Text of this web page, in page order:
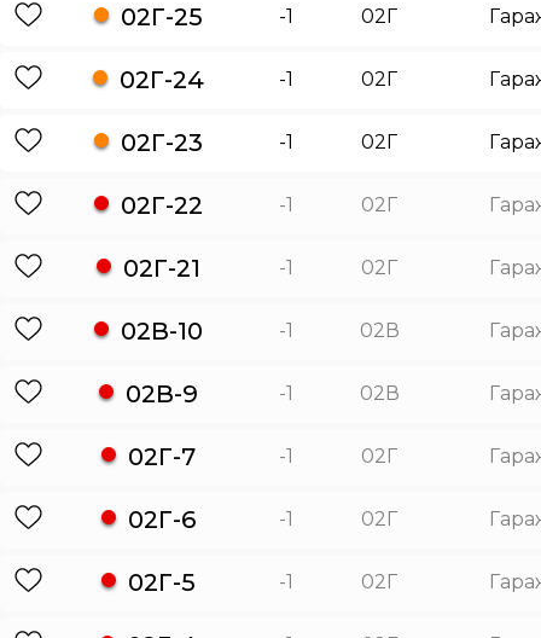
02Г-25 -1 02Г
02Г-24 -1 02Г
02Г-23 -1 02Г
02Г-22 -1 02Г
02Г-21 -1 02Г
02В-10 -1 02В
02В-9 -1 02В
02Г-7 -1 02Г
02Г-6 -1 02Г
02Г-5 -1 02Г